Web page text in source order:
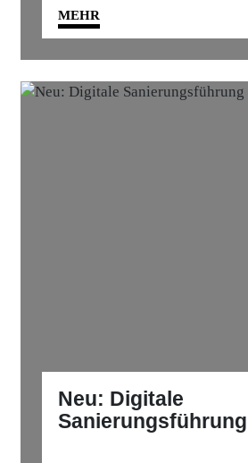
MEHR
Neu: Digitale
Sanierungsführung